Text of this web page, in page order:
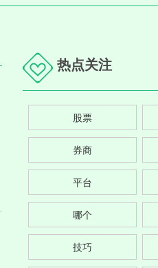
热点关注
股票
券商
平台
哪个
技巧